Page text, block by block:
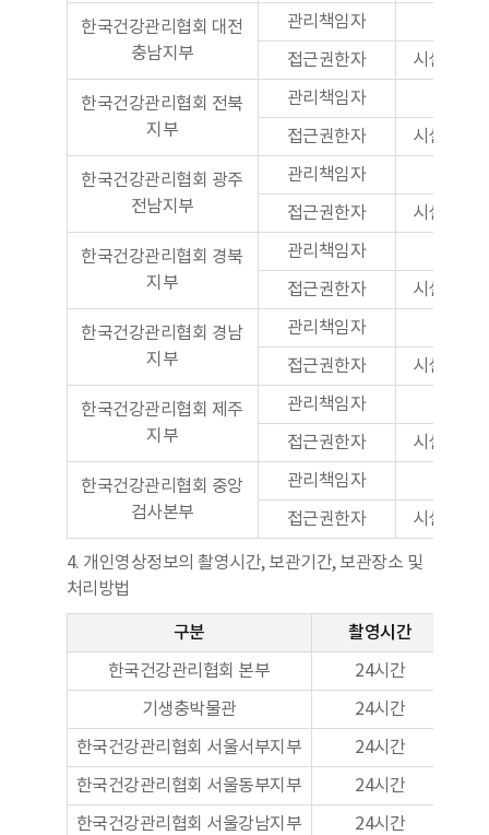
한국건강관리협회 대전
충남지부
관리책임자
접근권한자
시설관리
한국건강관리협회 전북
지부
관리책임자
접근권한자
시설관리
한국건강관리협회 광주
전남지부
관리책임자
접근권한자
시설관리
한국건강관리협회 경북
지부
관리책임자
접근권한자
시설관리
한국건강관리협회 경남
지부
관리책임자
접근권한자
시설관리
한국건강관리협회 제주
지부
관리책임자
접근권한자
시설관리
한국건강관리협회 중앙
검사본부
관리책임자
접근권한자
시설관리
4. 개인영상정보의 촬영시간, 보관기간, 보관장소 및
처리방법
구분
촬영시간
한국건강관리협회 본부
24시간
기생충박물관
24시간
한국건강관리협회 서울서부지부
24시간
한국건강관리협회 서울동부지부
24시간
한국건강관리협회 서울강남지부
24시간